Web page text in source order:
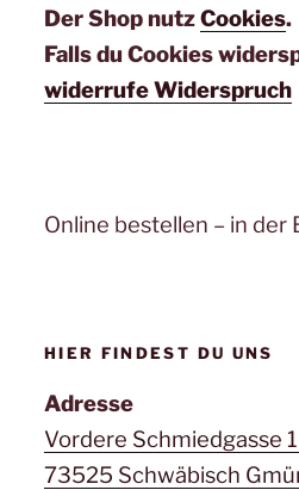
Der Shop nutzCookies.
Falls du Cookies
widerrufe Widerspruch
Online bestellen – in der
HIER FINDEST DU UNS
Adresse
Vordere Schmiedgasse
73525 Schwäbisch